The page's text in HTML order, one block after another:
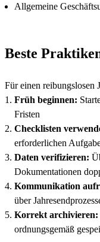
Allgemeine
Beste
Für einen reibungslosen
Früh beginnen:
Fristen
Checklisten
erforderlichen
Daten verifizieren:
Dokumentationen
Kommunikation
über
Korrekt archivieren:
ordnungsgemäß